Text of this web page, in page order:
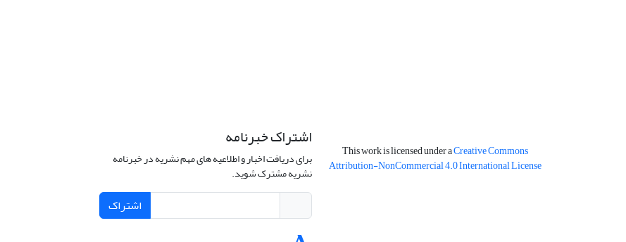
This work is licensed under aCreative Commons
Attribution-NonCommercial 4.0 International License
اشتراک خبرنامه
برای دریافت اخبار و اطلاعیه های مهم نشریه در خبرنامه
نشریه مشترک شوید.
اشتراک